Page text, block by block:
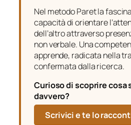
Nel metodo Paret la
capacità di orientare
dell’altro attraverso
non verbale. Una
apprende, radicata nella
confermata dalla ricerca.
Curioso di scoprire cosa
davvero?
Scrivici e te lo